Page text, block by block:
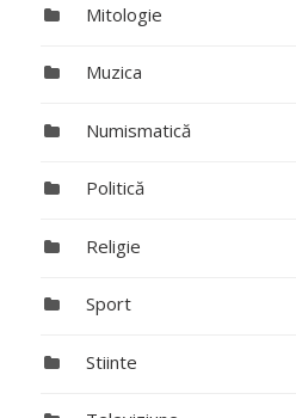
Mitologie
Muzica
Numismatică
Politică
Religie
Sport
Stiinte